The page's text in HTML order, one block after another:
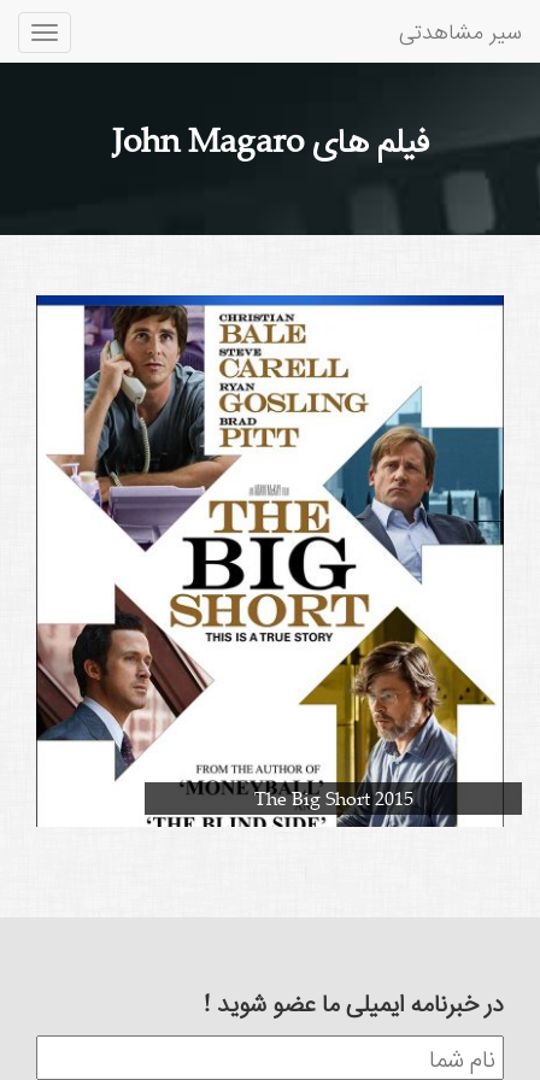
سیر مشاهدتی
فیلم های John Magaro
The Big Short 2015
در خبرنامه ایمیلی ما عضو شوید !